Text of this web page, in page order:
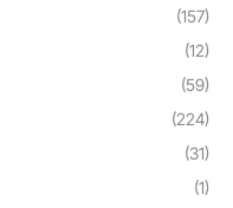
(157)
(12)
(59)
(224)
(31)
(1)